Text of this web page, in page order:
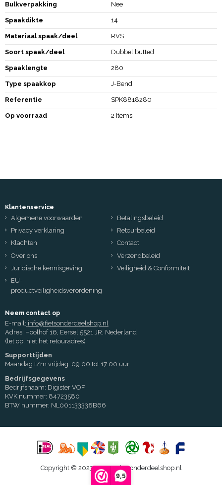
9,5
Bulkverpakking Nee
Spaakdikte 14
Materiaal spaak/deel RVS
Soort spaak/deel Dubbel butted
Spaaklengte 280
Type spaakkop J-Bend
Referentie SPK8818280
Op voorraad 2 Items
Klantenservice
Algemene voorwaarden
Betalingsbeleid
Privacy verklaring
Retourbeleid
Klachten
Contact
Over ons
Verzendbeleid
Juridische kennisgeving
Veiligheid & Conformiteit
EU-
productveiligheidsverordening
Neem contact op
E-mail: info@fietsonderdeelshop.nl
Adres: Hoolhof 16, Eersel 5521 JR, Nederland
(let op, niet het retouradres)
Supporttijden
Maandag t/m vrijdag: 09:00 tot 17:00 uur
Bedrijfsgegevens
Bedrijfsnaam: Digister VOF
KVK nummer: 84723580
BTW nummer: NL001133338B66
Copyright © 2023 - 2026 Fietsonderdeelshop.nl